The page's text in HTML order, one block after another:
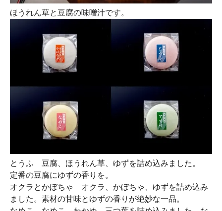
ほうれん草と豆腐の味噌汁です。
とうふ 豆腐、ほうれん草、ゆずを詰め込みました。
定番の豆腐にゆずの香りを。
オクラとかぼちゃ
オクラ、かぼちゃ、ゆずを詰め込み
ました。素材の甘味とゆずの香りが絶妙な一品。